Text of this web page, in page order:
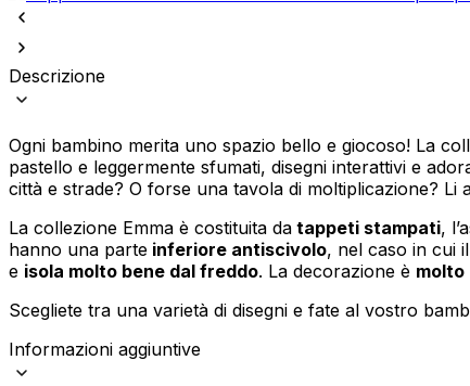
Descrizione
Ogni bambino merita uno spazio bello e giocoso! La
pastello e leggermente sfumati, disegni interattivi e
città e strade? O forse una tavola di moltiplicazione? Li
La collezione Emma è costituita da tappeti stampati,
hanno una parte inferiore antiscivolo, nel caso in cui
e isola molto bene dal freddo. La decorazione è molto
Scegliete tra una varietà di disegni e fate al vostro
Informazioni aggiuntive